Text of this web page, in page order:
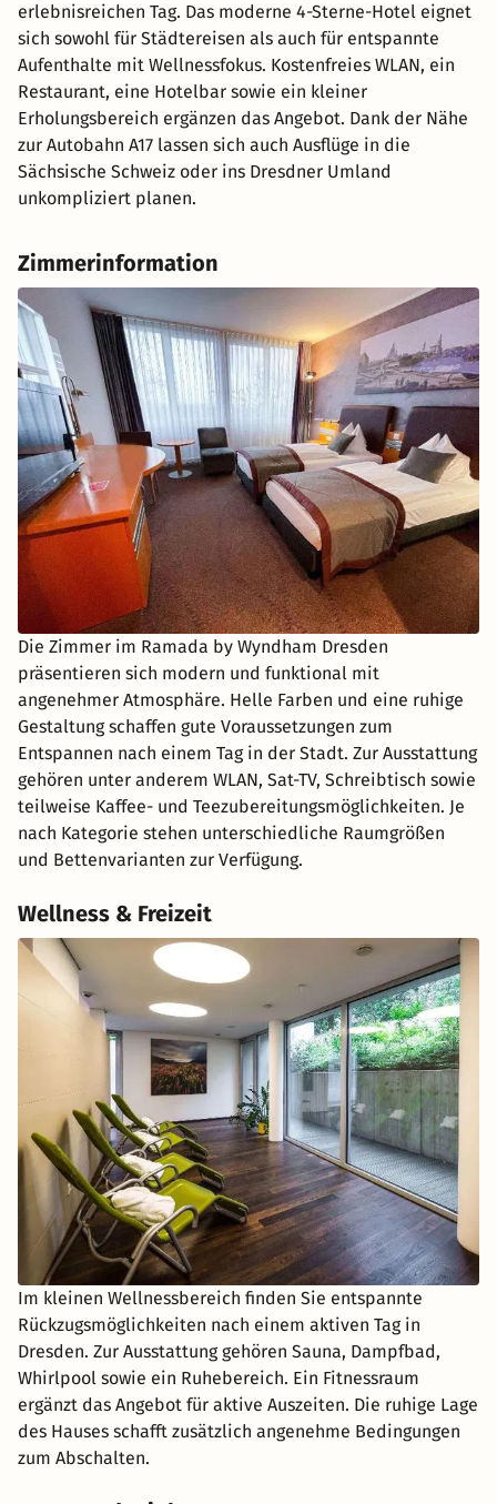
erlebnisreichen Tag. Das moderne 4-Sterne-Hotel eignet
sich sowohl für Städtereisen als auch für entspannte
Aufenthalte mit Wellnessfokus. Kostenfreies WLAN, ein
Restaurant, eine Hotelbar sowie ein kleiner
Erholungsbereich ergänzen das Angebot. Dank der Nähe
zur Autobahn A17 lassen sich auch Ausflüge in die
Sächsische Schweiz oder ins Dresdner Umland
unkompliziert planen.
Zimmerinformation
Die Zimmer im Ramada by Wyndham Dresden
präsentieren sich modern und funktional mit
angenehmer Atmosphäre. Helle Farben und eine ruhige
Gestaltung schaffen gute Voraussetzungen zum
Entspannen nach einem Tag in der Stadt. Zur Ausstattung
gehören unter anderem WLAN, Sat-TV, Schreibtisch sowie
teilweise Kaffee- und Teezubereitungsmöglichkeiten. Je
nach Kategorie stehen unterschiedliche Raumgrößen
und Bettenvarianten zur Verfügung.
Wellness & Freizeit
Im kleinen Wellnessbereich finden Sie entspannte
Rückzugsmöglichkeiten nach einem aktiven Tag in
Dresden. Zur Ausstattung gehören Sauna, Dampfbad,
Whirlpool sowie ein Ruhebereich. Ein Fitnessraum
ergänzt das Angebot für aktive Auszeiten. Die ruhige Lage
des Hauses schafft zusätzlich angenehme Bedingungen
zum Abschalten.